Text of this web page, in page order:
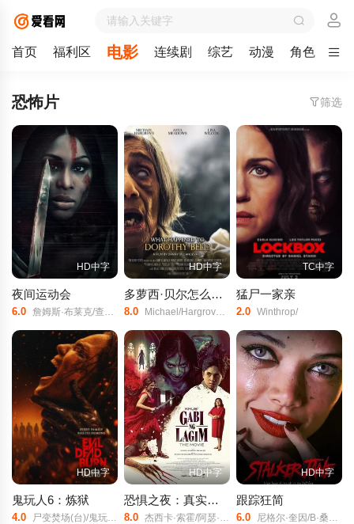
首页 福利区 电影 连续剧 综艺 动漫 角色 剧
恐怖片 筛选
HD中字
夜间运动会
6.0 詹姆斯·布莱克/查尔斯·马利克·惠特菲尔德/凡妮莎·西蒙斯/
HD中字
多萝西·贝尔怎么了？
8.0 Michael/Hargrove/Lisa/Wilcox/Asya/Meadows/
TC中字
猛尸一家亲
2.0 Winthrop/
HD中字
鬼玩人6：炼狱
4.0 尸变焚场(台)/鬼玩人6：燃烧/鬼玩人崛起衍生电影/
HD中字
恐惧之夜：真实灵异录
8.0 杰西卡·索霍/阿瑟·阿库尼亚/伊利亚·阿莱霍/
HD中字
跟踪狂简
6.0 尼格尔·奎因/B·桑切斯/Halo/Kitsch/